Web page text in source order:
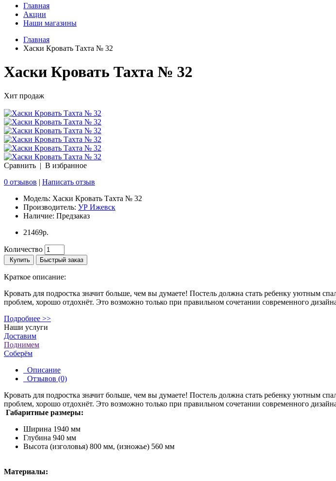
Главная
Акции
Наши магазины
Главная
Хаски Кровать Тахта № 32
Хаски Кровать Тахта № 32
Хит продаж
Сравнить | В избранное
0 отзывов | Написать отзыв
Модель: Хаски Кровать Тахта № 32
Производитель: УР Ижевск
Наличие: Предзаказ
21469р.
Количество
Купить Быстрый заказ
Краткое описание:
Кровать для подростка значит больше, чем вы думаете! Постель должна стать ребенку уютным
проблем, хорошо отдохнёт. Это возможно только при правильном сочетании современного
Подробнее >>
Наши услуги
Доставим
Поднимем
Соберём
Описание
Отзывов (0)
Кровать для подростка значит больше, чем вы думаете! Постель должна стать ребенку уютным
проблем, хорошо отдохнёт. Это возможно только при правильном сочетании современного
Габаритные размеры:
Ширина 1940 мм
Глубина 940 мм
Высота (изголовья) 800 мм, (изножье) 560 мм
Материалы: